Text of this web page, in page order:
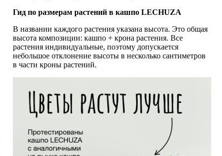
Гид по размерам растений в кашпо LECHUZA
В названии каждого растения указана высота. Это общая
высота композиции: кашпо + крона растения. Все
растения индивидуальные, поэтому допускается
небольшое отклонение высоты в несколько сантиметров
в части кроны растений.